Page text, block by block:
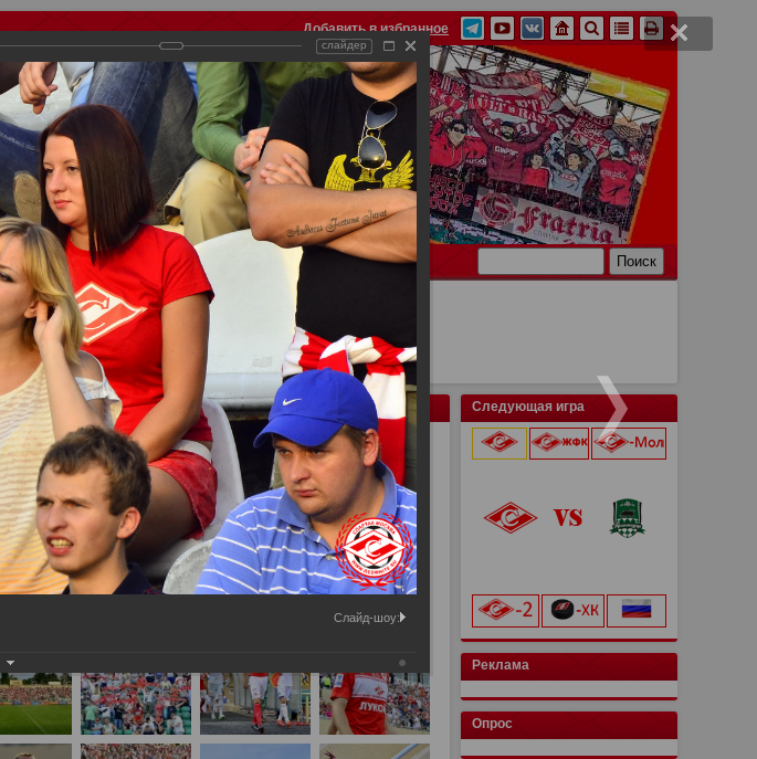
Добавить в избранное
О футболе КБ Форум Ссылки Связь
2014>Спартак Москва - Динамо Киев 0:1
их в этом разделе.
Следующая игра
Реклама
Опрос
слайдер
Слайд-шоу: